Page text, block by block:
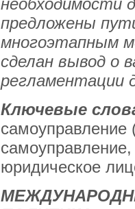
необходимости
предложены
многоэтапным
сделан вывод о
регламентации
Ключевые
самоуправление
юридическое